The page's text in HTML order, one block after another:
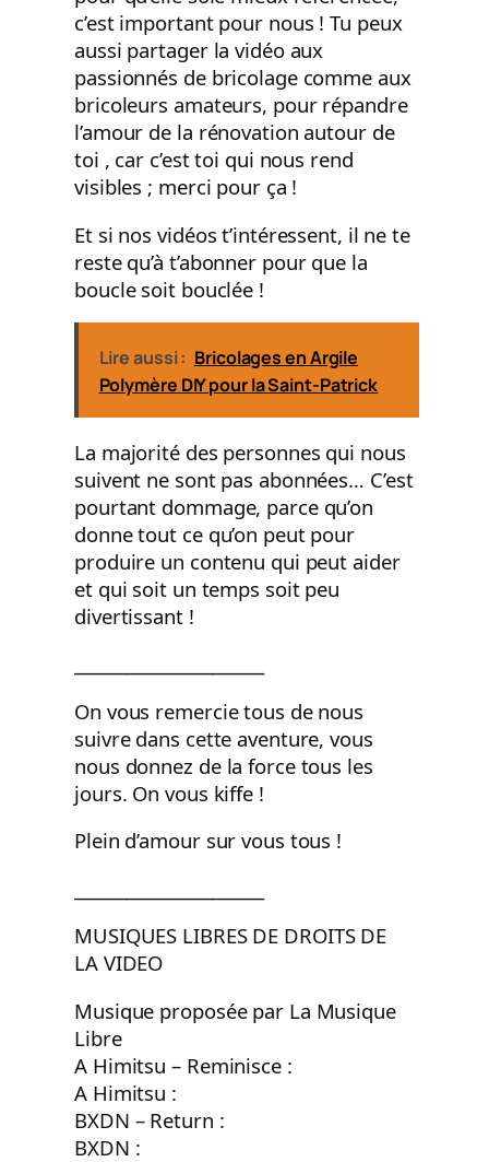
c’est important pour nous ! Tu peux
aussi partager la vidéo aux
passionnés de bricolage comme aux
bricoleurs amateurs, pour répandre
l’amour de la rénovation autour de
toi , car c’est toi qui nous rend
visibles ; merci pour ça !
Et si nos vidéos t’intéressent, il ne te
reste qu’à t’abonner pour que la
boucle soit bouclée !
Lire aussi : Bricolages en Argile
Polymère DIY pour la Saint-Patrick
La majorité des personnes qui nous
suivent ne sont pas abonnées… C’est
pourtant dommage, parce qu’on
donne tout ce qu’on peut pour
produire un contenu qui peut aider
et qui soit un temps soit peu
divertissant !
On vous remercie tous de nous
suivre dans cette aventure, vous
nous donnez de la force tous les
jours. On vous kiffe !
Plein d’amour sur vous tous !
MUSIQUES LIBRES DE DROITS DE
LA VIDEO
Musique proposée par La Musique
Libre
A Himitsu – Reminisce :
A Himitsu :
BXDN – Return :
BXDN :